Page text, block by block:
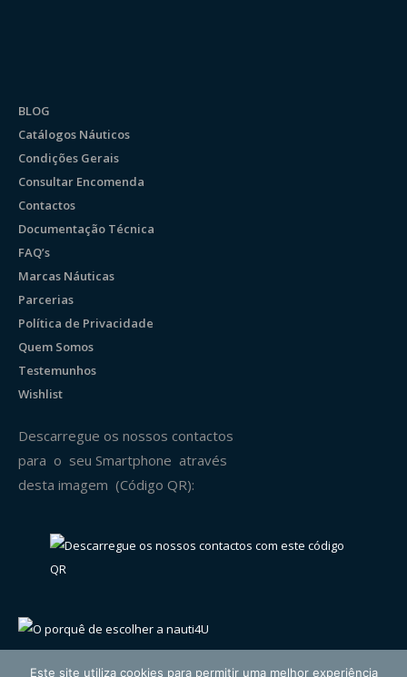
BLOG
Catálogos Náuticos
Condições Gerais
Consultar Encomenda
Contactos
Documentação Técnica
FAQ’s
Marcas Náuticas
Parcerias
Política de Privacidade
Quem Somos
Testemunhos
Wishlist
Descarregue os nossos contactos
para o seu Smartphone através
desta imagem (Código QR):
Este site utiliza cookies para permitir uma melhor experiência